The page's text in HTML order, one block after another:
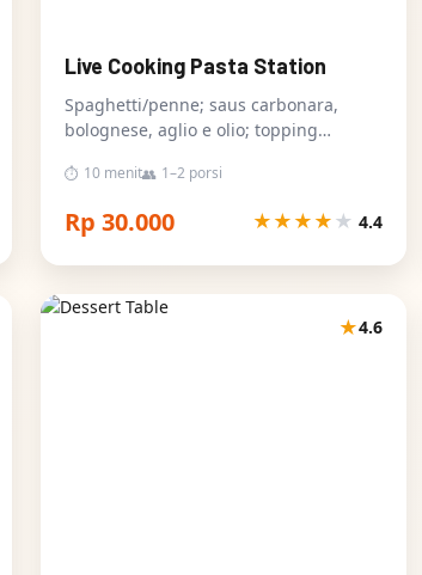
Live Cooking Pasta Station
Spaghetti/penne; saus carbonara,
bolognese, aglio e olio; topping
⏱ 10 menit👥 1–2 porsi
Rp 30.000 ★★★★★ 4.4
★4.6